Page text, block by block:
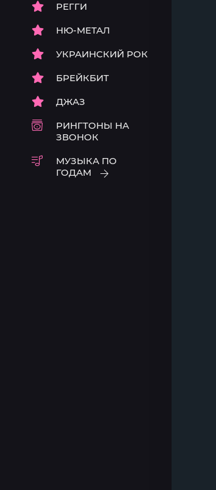
РЕГГИ
НЮ-МЕТАЛ
УКРАИНСКИЙ РОК
БРЕЙКБИТ
ДЖАЗ
РИНГТОНЫ НА
ЗВОНОК
МУЗЫКА ПО
ГОДАМ